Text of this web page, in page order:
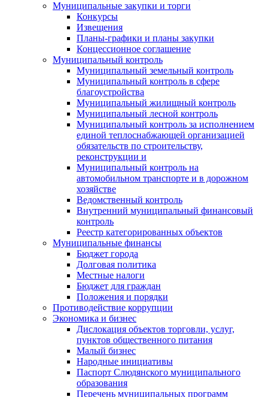
Муниципальные закупки и торги
Конкурсы
Извещения
Планы-графики и планы закупки
Концессионное соглашение
Муниципальный контроль
Муниципальный земельный контроль
Муниципальный контроль в сфере
благоустройства
Муниципальный жилищный контроль
Муниципальный лесной контроль
Муниципальный контроль за исполнением
единой теплоснабжающей организацией
обязательств по строительству,
реконструкции и
Муниципальный контроль на
автомобильном транспорте и в дорожном
хозяйстве
Ведомственный контроль
Внутренний муниципальный финансовый
контроль
Реестр категорированных объектов
Муниципальные финансы
Бюджет города
Долговая политика
Местные налоги
Бюджет для граждан
Положения и порядки
Противодействие коррупции
Экономика и бизнес
Дислокация объектов торговли, услуг,
пунктов общественного питания
Малый бизнес
Народные инициативы
Паспорт Слюдянского муниципального
образования
Перечень муниципальных программ